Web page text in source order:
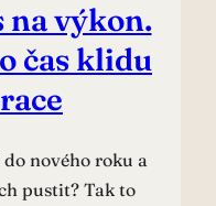
na výkon.
čas klidu
nového roku a
pustit? Tak to